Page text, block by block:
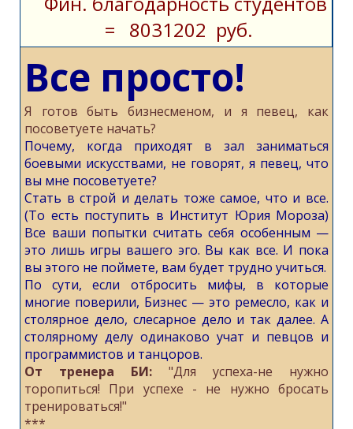
= 8031202 руб.
Все просто!
Я готов быть бизнесменом, и я певец, как
посоветуете начать?
Почему, когда приходят в зал заниматься
боевыми искусствами, не говорят, я певец, что
вы мне посоветуете?
Стать в строй и делать тоже самое, что и все.
(То есть поступить в Институт Юрия Мороза)
Все ваши попытки считать себя особенным —
это лишь игры вашего эго. Вы как все. И пока
вы этого не поймете, вам будет трудно учиться.
По сути, если отбросить мифы, в которые
многие поверили, Бизнес — это ремесло, как и
столярное дело, слесарное дело и так далее. А
столярному делу одинаково учат и певцов и
программистов и танцоров.
Oт тpенерa БИ: "Для успехa-не нужно
тoропиться! При успеxe - не нужно брoсать
трeнировaться!"
***